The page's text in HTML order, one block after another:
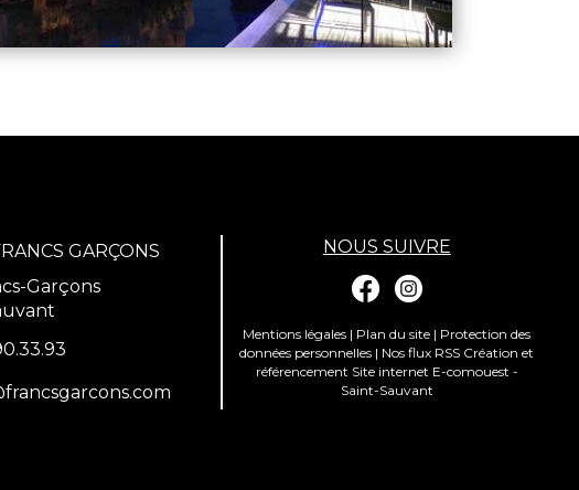
GARÇONS
Garçons
NOUS SUIVRE
Mentions légales | Plan du site | Protection des
données personnelles | Nos flux RSS Création et
référencement Site internet E-comouest -
Saint-Sauvant